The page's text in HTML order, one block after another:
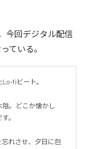
今回デジタル配信
ている。
fiビート。
陰。どこか懐かし
。
れさせ、夕日に包